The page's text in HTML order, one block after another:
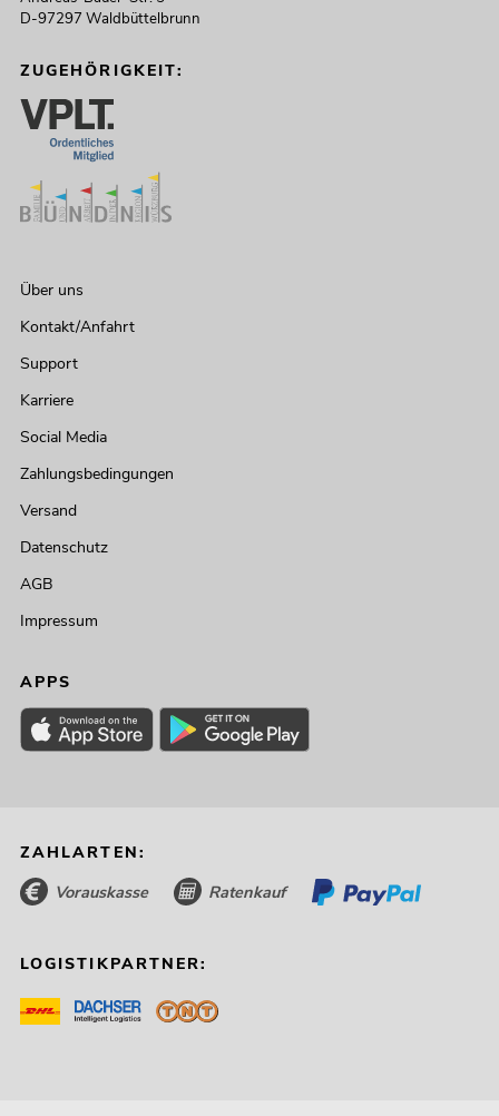
D-97297 Waldbüttelbrunn
ZUGEHÖRIGKEIT:
Über uns
Kontakt/Anfahrt
Support
Karriere
Social Media
Zahlungsbedingungen
Versand
Datenschutz
AGB
Impressum
APPS
ZAHLARTEN:
Vorauskasse Ratenkauf
LOGISTIKPARTNER: